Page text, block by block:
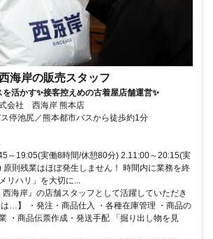
海岸の販売スタッフ
活かす✨接客控えめの古着屋店舗運営✨
会社 西海岸 熊本店
停池尻／熊本都市バスから徒歩約1分
～19:05(実働8時間/休憩80分) 2.11:00～20:15(実
原則残業はほぼ発生しません！ 時間内に業務を終
リハリ」を大切に...
海岸』の店舗スタッフとして活躍していただき
…】 ・発注・商品仕入 ・各種在庫管理 ・商品の
・商品伝票作成・発送手配 「掘り出し物を見